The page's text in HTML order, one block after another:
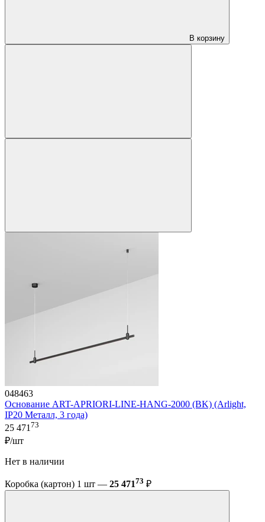
В корзину
048463
Основание ART-APRIORI-LINE-HANG-2000 (BK) (Arlight,
IP20 Металл, 3 года)
25 47173
₽/шт
Нет в наличии
Коробка (картон) 1 шт — 25 47173 ₽